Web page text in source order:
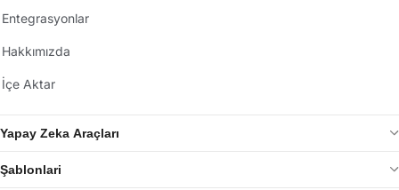
Entegrasyonlar
Hakkımızda
İçe Aktar
Yapay Zeka Araçları
Şablonlari